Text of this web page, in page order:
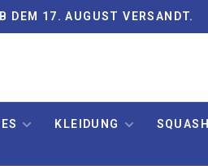
DEM 17. AUGUST VERSANDT.
KLEIDUNG SQUASH